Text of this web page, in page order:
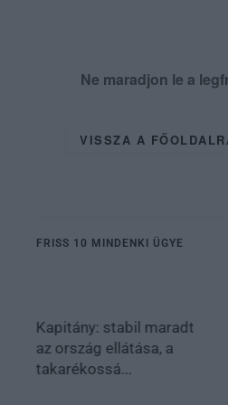
Ne maradjon le a
VISSZA A
FRISS 10 MINDENKI ÜGYE
Kapitány: stabil maradt
az ország ellátása, a
takarékossá...